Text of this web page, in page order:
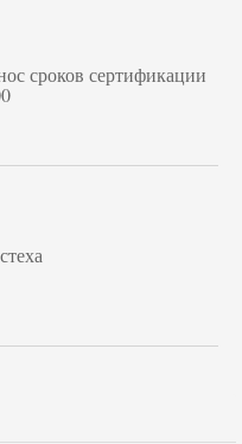
сроков сертификации